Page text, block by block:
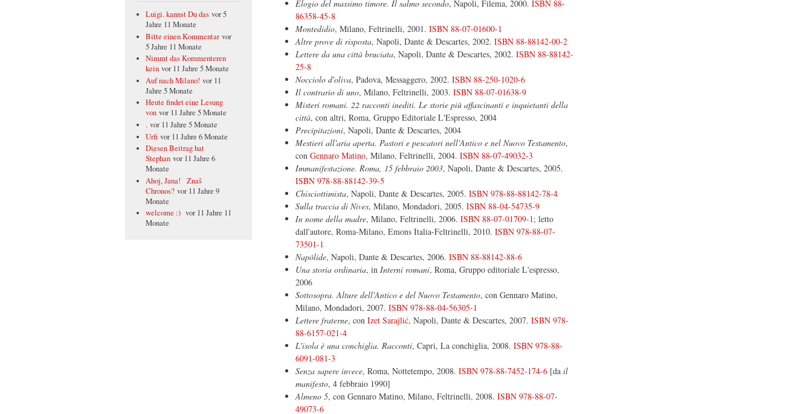
Luigi. kannst Du das vor 5
Jahre 11 Monate
Bitte einen Kommentar vor
5 Jahre 11 Monate
Nimmt das Kommenteren
kein vor 11 Jahre 5 Monate
Auf nach Milano! vor 11
Jahre 5 Monate
Heute findet eine Lesung
von vor 11 Jahre 5 Monate
. vor 11 Jahre 5 Monate
Urfi vor 11 Jahre 6 Monate
Diesen Beitrag hat
Stephan vor 11 Jahre 6
Monate
Ahoj, Jana! Znaš
Chronos? vor 11 Jahre 9
Monate
welcome :) vor 11 Jahre 11
Monate
Elogio del massimo timore. Il salmo secondo, Napoli, Filema, 2000. ISBN 88-
86358-45-8
Montedidio, Milano, Feltrinelli, 2001. ISBN 88-07-01600-1
Altre prove di risposta, Napoli, Dante & Descartes, 2002. ISBN 88-88142-00-2
Lettere da una città bruciata, Napoli, Dante & Descartes, 2002. ISBN 88-88142-
25-8
Nocciolo d'oliva, Padova, Messaggero, 2002. ISBN 88-250-1020-6
Il contrario di uno, Milano, Feltrinelli, 2003. ISBN 88-07-01638-9
Misteri romani. 22 racconti inediti. Le storie più affascinanti e inquietanti della
città, con altri, Roma, Gruppo Editoriale L'Espresso, 2004
Precipitazioni, Napoli, Dante & Descartes, 2004
Mestieri all'aria aperta. Pastori e pescatori nell'Antico e nel Nuovo Testamento,
con Gennaro Matino, Milano, Feltrinelli, 2004. ISBN 88-07-49032-3
Immanifestazione. Roma, 15 febbraio 2003, Napoli, Dante & Descartes, 2005.
ISBN 978-88-88142-39-5
Chisciottimista, Napoli, Dante & Descartes, 2005. ISBN 978-88-88142-78-4
Sulla traccia di Nives, Milano, Mondadori, 2005. ISBN 88-04-54735-9
In nome della madre, Milano, Feltrinelli, 2006. ISBN 88-07-01709-1; letto
dall'autore, Roma-Milano, Emons Italia-Feltrinelli, 2010. ISBN 978-88-07-
73501-1
Napòlide, Napoli, Dante & Descartes, 2006. ISBN 88-88142-88-6
Una storia ordinaria, in Interni romani, Roma, Gruppo editoriale L'espresso,
2006
Sottosopra. Alture dell'Antico e del Nuovo Testamento, con Gennaro Matino,
Milano, Mondadori, 2007. ISBN 978-88-04-56305-1
Lettere fraterne, con Izet Sarajlić, Napoli, Dante & Descartes, 2007. ISBN 978-
88-6157-021-4
L'isola è una conchiglia. Racconti, Capri, La conchiglia, 2008. ISBN 978-88-
6091-081-3
Senza sapere invece, Roma, Nottetempo, 2008. ISBN 978-88-7452-174-6 [da il
manifesto, 4 febbraio 1990]
Almeno 5, con Gennaro Matino, Milano, Feltrinelli, 2008. ISBN 978-88-07-
49073-6